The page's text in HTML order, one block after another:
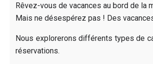
Rêvez-vous de vacances au bord de la
Mais ne désespérez pas ! Des
Nous explorerons différents types de
réservations.